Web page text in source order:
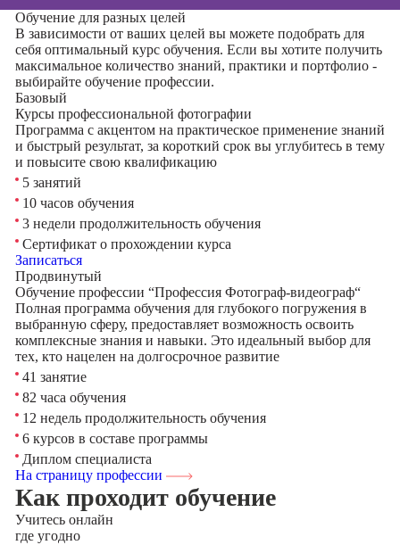
Обучение для разных целей
В зависимости от ваших целей вы можете подобрать для
себя оптимальный курс обучения. Если вы хотите получить
максимальное количество знаний, практики и портфолио -
выбирайте обучение профессии.
Базовый
Курсы профессиональной фотографии
Программа с акцентом на практическое применение знаний
и быстрый результат, за короткий срок вы углубитесь в тему
и повысите свою квалификацию
5 занятий
10 часов обучения
3 недели продолжительность обучения
Сертификат о прохождении курса
Записаться
Продвинутый
Обучение профессии “Профессия Фотограф-видеограф“
Полная программа обучения для глубокого погружения в
выбранную сферу, предоставляет возможность освоить
комплексные знания и навыки. Это идеальный выбор для
тех, кто нацелен на долгосрочное развитие
41 занятие
82 часа обучения
12 недель продолжительность обучения
6 курсов в составе программы
Диплом специалиста
На страницу профессии
Как проходит обучение
Учитесь онлайн
где угодно